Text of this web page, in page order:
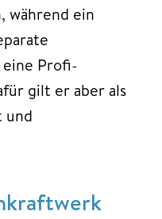
während ein
eine Profi-
gilt er aber als
und